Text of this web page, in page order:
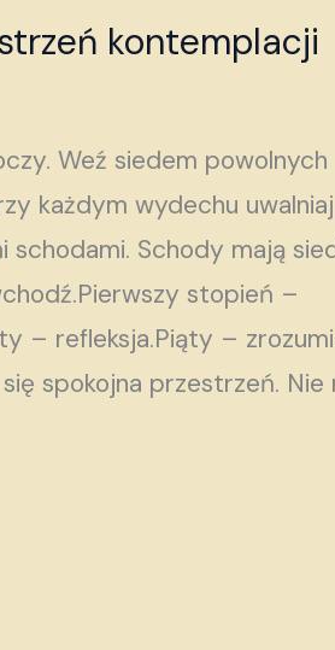
kontemplacji
Weź siedem powolnych
każdym wydechu uwalniaj
schodami. Schody mają
stopień –
– refleksja.Piąty –
spokojna przestrzeń. Nie